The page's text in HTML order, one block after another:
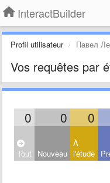
InteractBuilder
Profil utilisateur Павел
Vos requêtes par
0 0 0
Tout Nouveau
À
l'étude